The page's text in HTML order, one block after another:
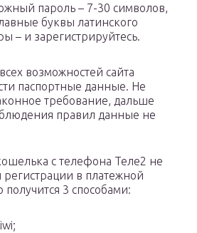
пароль – 7-30 символов,
буквы латинского
– и зарегистрируйтесь.
возможностей сайта
паспортные данные. Не
требование, дальше
правил данные не
с телефона Теле2 не
в платежной
получится 3 способами: